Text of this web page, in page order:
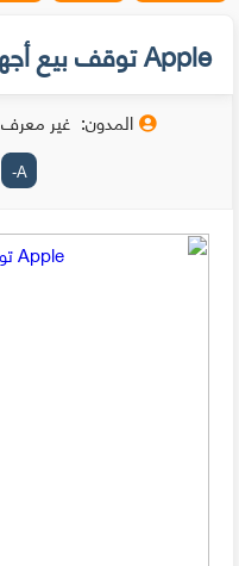
Apple توقف بيع أجهزة iPod
المدون: غير معرف
A
-